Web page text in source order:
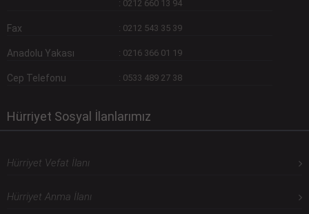
: 0212 660 13 94
Fax : 0212 543 35 39
Anadolu Yakası : 0216 366 01 19
Cep Telefonu : 0533 489 27 38
Hürriyet Sosyal İlanlarımız
Hürriyet Vefat İlanı
Hürriyet Anma İlanı